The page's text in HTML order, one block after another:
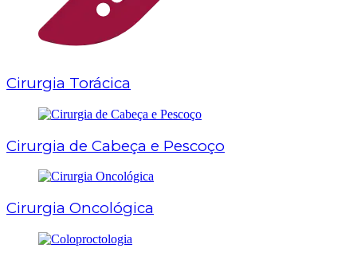
Cirurgia Torácica
Cirurgia de Cabeça e Pescoço
Cirurgia Oncológica